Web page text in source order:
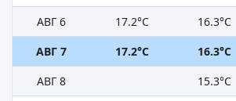
АВГ 6
17.2°C
16.3°C
АВГ 7
17.2°C 16.3°C
АВГ 8
15.3°C